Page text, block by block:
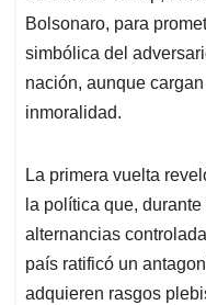
Bolsonaro, para
simbólica del
nación, aunque
inmoralidad.
La primera vuelta
la política que,
alternancias
país ratificó un
adquieren rasgos